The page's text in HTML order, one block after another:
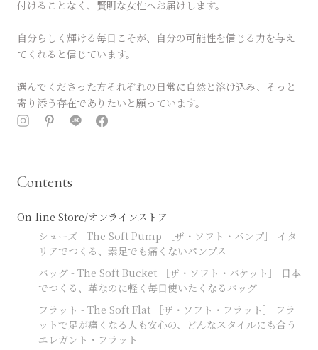
付けることなく、賢明な女性へお届けします。
自分らしく輝ける毎日こそが、自分の可能性を信じる力を与え
てくれると信じています。
選んでくださった方それぞれの日常に自然と溶け込み、そっと
寄り添う存在でありたいと願っています。
Contents
On-line Store/オンラインストア
シューズ - The Soft Pump ［ザ・ソフト・パンプ］ イタ
リアでつくる、素足でも痛くないパンプス
バッグ - The Soft Bucket ［ザ・ソフト・バケット］ 日本
でつくる、革なのに軽く毎日使いたくなるバッグ
フラット - The Soft Flat ［ザ・ソフト・フラット］ フラ
ットで足が痛くなる人も安心の、どんなスタイルにも合う
エレガント・フラット